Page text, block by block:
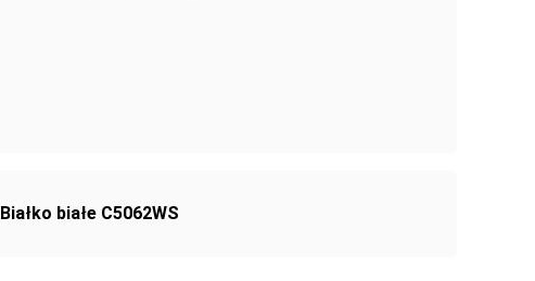
Białko białe C5062WS